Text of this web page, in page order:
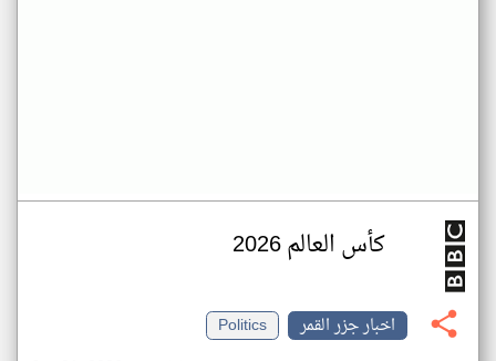
كأس العالم 2026
اخبار جزر القمر
Politics